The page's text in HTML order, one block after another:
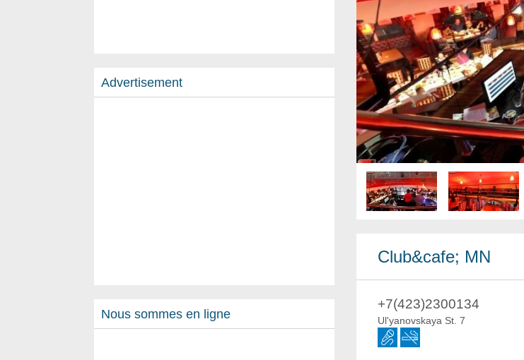
Advertisement
Nous sommes en ligne
Club&cafe; MN
+7(423)2300134
Ul'yanovskaya St. 7